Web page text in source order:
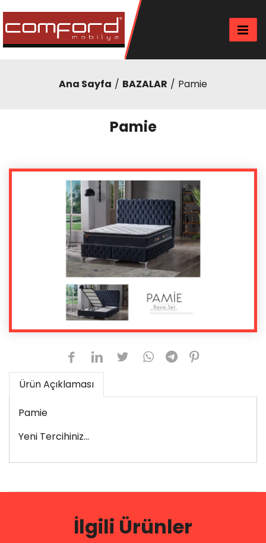
Ana Sayfa BAZALAR Pamie
Pamie
Ürün Açıklaması
Pamie
Yeni Tercihiniz...
İlgili Ürünler